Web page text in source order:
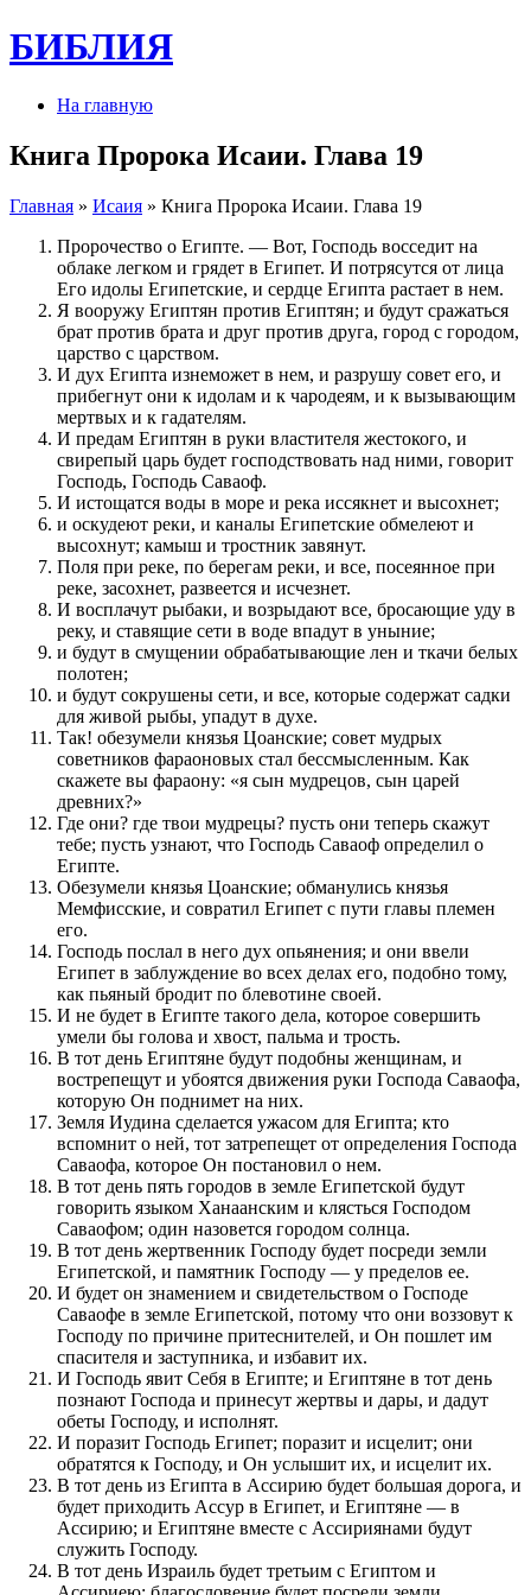
БИБЛИЯ
На главную
Книга Пророка Исаии. Глава 19
Главная » Исаия » Книга Пророка Исаии. Глава 19
Пророчество о Египте. — Вот, Господь восседит на
облаке легком и грядет в Египет. И потрясутся от лица
Его идолы Египетские, и сердце Египта растает в нем.
Я вооружу Египтян против Египтян; и будут сражаться
брат против брата и друг против друга, город с городом,
царство с царством.
И дух Египта изнеможет в нем, и разрушу совет его, и
прибегнут они к идолам и к чародеям, и к вызывающим
мертвых и к гадателям.
И предам Египтян в руки властителя жестокого, и
свирепый царь будет господствовать над ними, говорит
Господь, Господь Саваоф.
И истощатся воды в море и река иссякнет и высохнет;
и оскудеют реки, и каналы Египетские обмелеют и
высохнут; камыш и тростник завянут.
Поля при реке, по берегам реки, и все, посеянное при
реке, засохнет, развеется и исчезнет.
И восплачут рыбаки, и возрыдают все, бросающие уду в
реку, и ставящие сети в воде впадут в уныние;
и будут в смущении обрабатывающие лен и ткачи белых
полотен;
и будут сокрушены сети, и все, которые содержат садки
для живой рыбы, упадут в духе.
Так! обезумели князья Цоанские; совет мудрых
советников фараоновых стал бессмысленным. Как
скажете вы фараону: «я сын мудрецов, сын царей
древних?»
Где они? где твои мудрецы? пусть они теперь скажут
тебе; пусть узнают, что Господь Саваоф определил о
Египте.
Обезумели князья Цоанские; обманулись князья
Мемфисские, и совратил Египет с пути главы племен
его.
Господь послал в него дух опьянения; и они ввели
Египет в заблуждение во всех делах его, подобно тому,
как пьяный бродит по блевотине своей.
И не будет в Египте такого дела, которое совершить
умели бы голова и хвост, пальма и трость.
В тот день Египтяне будут подобны женщинам, и
вострепещут и убоятся движения руки Господа Саваофа,
которую Он поднимет на них.
Земля Иудина сделается ужасом для Египта; кто
вспомнит о ней, тот затрепещет от определения Господа
Саваофа, которое Он постановил о нем.
В тот день пять городов в земле Египетской будут
говорить языком Ханаанским и клясться Господом
Саваофом; один назовется городом солнца.
В тот день жертвенник Господу будет посреди земли
Египетской, и памятник Господу — у пределов ее.
И будет он знамением и свидетельством о Господе
Саваофе в земле Египетской, потому что они воззовут к
Господу по причине притеснителей, и Он пошлет им
спасителя и заступника, и избавит их.
И Господь явит Себя в Египте; и Египтяне в тот день
познают Господа и принесут жертвы и дары, и дадут
обеты Господу, и исполнят.
И поразит Господь Египет; поразит и исцелит; они
обратятся к Господу, и Он услышит их, и исцелит их.
В тот день из Египта в Ассирию будет большая дорога, и
будет приходить Ассур в Египет, и Египтяне — в
Ассирию; и Египтяне вместе с Ассириянами будут
служить Господу.
В тот день Израиль будет третьим с Египтом и